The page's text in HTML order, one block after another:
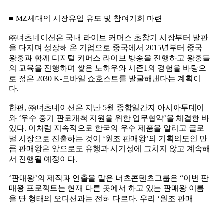
■ MZ세대의 시장유입 유도 및 참여기회 마련
㈜너츠네이션은 국내 라이브 커머스 초창기 시장부터 발판
을 다지며 성장해 온 기업으로 중국에서 2015년부터 중국
왕홍과 함께 디지털 커머스 라이브 방송을 진행하고 왕홍들
의 교육을 진행하며 쌓은 노하우와 시즌1의 경험을 바탕으
로 젊은 2030 K-모바일 쇼호스트를 발굴해낸다는 계획이
다.
한편, ㈜너츠네이션은 지난 5월 종합일간지 아시아투데이
와 ‘우수 중기 판로개척 지원을 위한 업무협약’을 체결한 바
있다. 이처럼 지속적으로 한국의 우수 제품을 알리고 글로
벌 시장으로 진출하는 것이 ‘원조 판매왕’의 기획의도인 만
큼 판매왕은 앞으로도 유행과 시기성에 그치지 않고 계속해
서 진행될 예정이다.
‘판매왕’의 제작과 연출을 맡은 너츠콘텐츠그룹은 “이번 판
매왕 프로젝트는 현재 다른 곳에서 하고 있는 판매왕 이름
을 딴 형태의 오디션과는 전혀 다르다. 우리 ‘원조 판매